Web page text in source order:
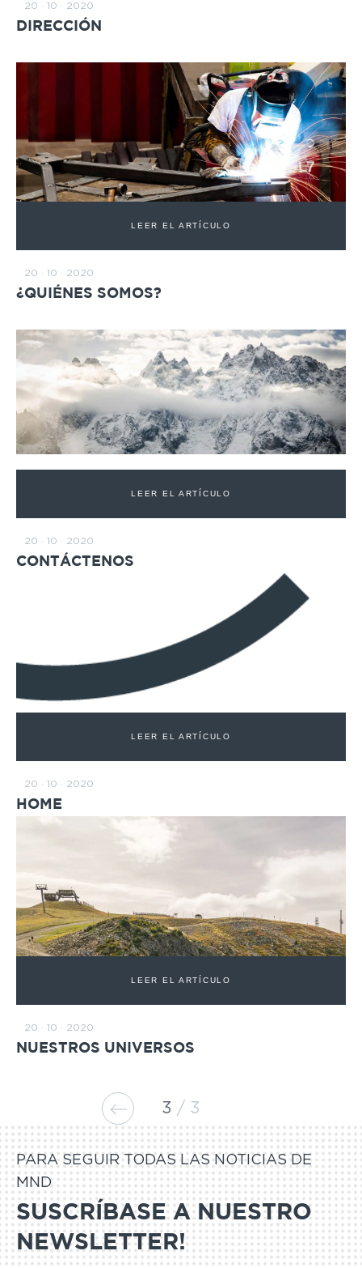
20 · 10 · 2020
DIRECCIÓN
LEER EL ARTÍCULO
20 · 10 · 2020
¿QUIÉNES SOMOS?
LEER EL ARTÍCULO
20 · 10 · 2020
CONTÁCTENOS
LEER EL ARTÍCULO
20 · 10 · 2020
HOME
LEER EL ARTÍCULO
20 · 10 · 2020
NUESTROS UNIVERSOS
3 3
PARA SEGUIR TODAS LAS NOTICIAS DE
MND
SUSCRÍBASE A NUESTRO
NEWSLETTER!